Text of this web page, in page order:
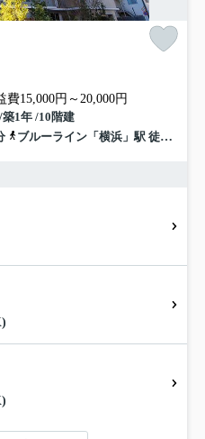
費15,000円～20,000円
1年 /10階建
ブルーライン「横浜」駅 徒歩10分